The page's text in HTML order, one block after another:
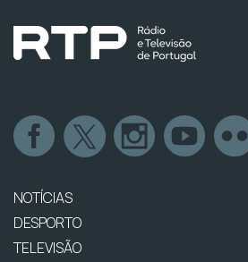
NOTÍCIAS
DESPORTO
TELEVISÃO